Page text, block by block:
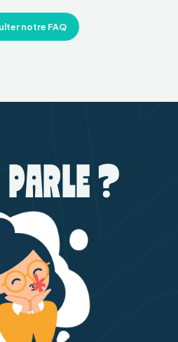
notre FAQ
PARLE ?